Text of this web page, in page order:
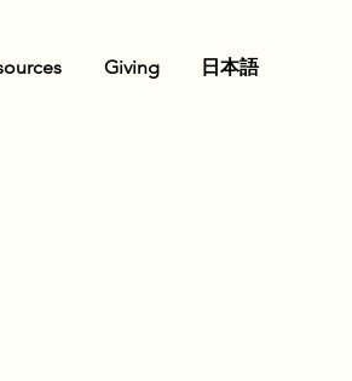
Giving 日本語